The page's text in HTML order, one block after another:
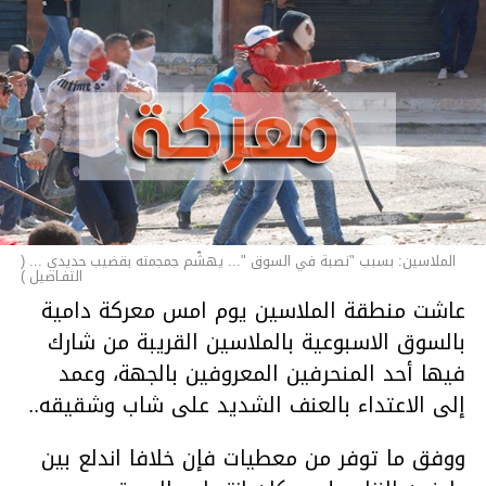
الملاسين: بسبب "نصبة في السوق "... يهشّم جمجمته بقضيب حديدي ... (
التفـاصيل )
عاشت منطقة الملاسين يوم امس معركة دامية
بالسوق الاسبوعية بالملاسين القريبة من شارك
فيها أحد المنحرفين المعروفين بالجهة، وعمد
إلى الاعتداء بالعنف الشديد على شاب وشقيقه..
ووفق ما توفر من معطيات فإن خلافا اندلع بين